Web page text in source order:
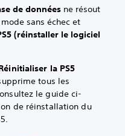
de données ne résout
sans échec et
(réinstaller le logiciel
la PS5
tous les
le guide ci-
de réinstallation du